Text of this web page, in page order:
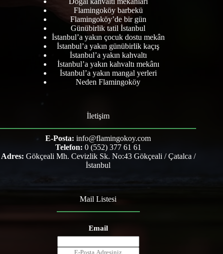
Flamingoköy barbekü
Flamingoköy’de bir gün
Günübirlik tatil İstanbul
İstanbul’a yakın çocuk dostu mekân
İstanbul’a yakın günübirlik kaçış
İstanbul’a yakın kahvaltı
İstanbul’a yakın kahvaltı mekânı
İstanbul’a yakın mangal yerleri
Neden Flamingoköy
İletişim
E-Posta: info@flamingokoy.com
Telefon: 0 (552) 377 61 61
Adres: Gökçeali Mh. Cevizlik Sk. No:43 Gökçeali / Çatalca /
İstanbul
Mail Listesi
Email